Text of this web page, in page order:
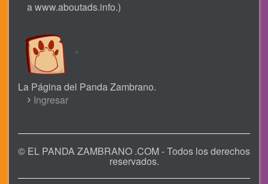
a www.aboutads.info.)
La Página del Panda Zambrano.
USER
MENU
Ingresar
© EL PANDA ZAMBRANO .COM - Todos los derechos
reservados.